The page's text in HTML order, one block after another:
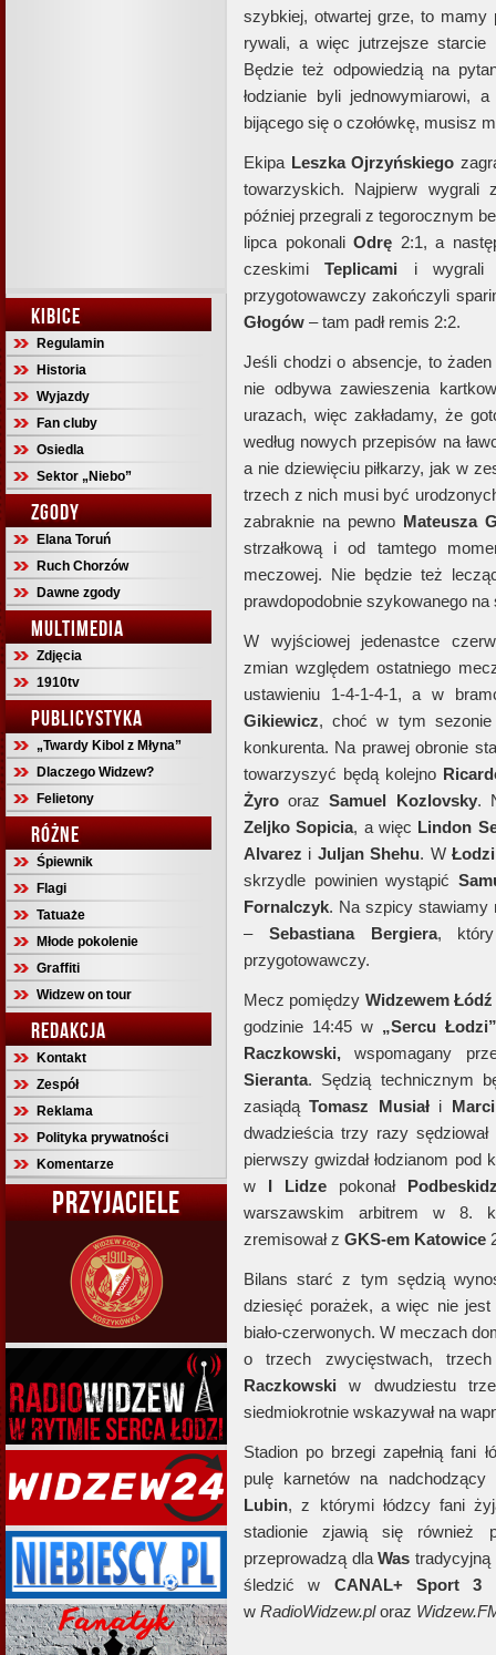
KIBICE
Regulamin
Historia
Wyjazdy
Fan cluby
Osiedla
Sektor „Niebo”
ZGODY
Elana Toruń
Ruch Chorzów
Dawne zgody
MULTIMEDIA
Zdjęcia
1910tv
PUBLICYSTYKA
„Twardy Kibol z Młyna”
Dlaczego Widzew?
Felietony
RÓŻNE
Śpiewnik
Flagi
Tatuaże
Młode pokolenie
Graffiti
Widzew on tour
REDAKCJA
Kontakt
Zespół
Reklama
Polityka prywatności
Komentarze
PRZYJACIELE
szybkiej, otwartej grze, to mamy
rywali, a więc jutrzejsze starcie
Będzie też odpowiedzią na
łodzianie byli jednowymiarowi,
bijącego się o czołówkę, musisz
Ekipa Leszka Ojrzyńskiego
towarzyskich. Najpierw wygrali
później przegrali z tegorocznym
lipca pokonaliOdrę 2:1, a
czeskimiTeplicami i
przygotowawczy zakończyli
Głogów – tam padł remis 2:2.
Jeśli chodzi o absencje, to
nie odbywa zawieszenia
urazach, więc zakładamy, że
według nowych przepisów na
a nie dziewięciu piłkarzy, jak w
trzech z nich musi być
zabraknie na pewno Mateusza
strzałkową i od tamtego
meczowej. Nie będzie też
prawdopodobnie szykowanego
W wyjściowej jedenastce
zmian względem ostatniego
ustawieniu 1-4-1-4-1, a w
Gikiewicz, choć w tym sezonie
konkurenta. Na prawej obronie
towarzyszyć będą kolejno
Żyro orazSamuel Kozlovsky.
Zeljko Sopicia, a więc Lindon
Alvarez i Juljan Shehu. WŁodzi
skrzydle powinien wystąpić
Fornalczyk. Na szpicy stawiamy
– Sebastiana Bergiera,
przygotowawczy.
Mecz pomiędzy Widzewem Łódź
godzinie 14:45 w „Sercu Łodzi”
Raczkowski, wspomagany
Sieranta. Sędzią technicznym
zasiądąTomasz Musiałi
dwadzieścia trzy razy
pierwszy gwizdał łodzianom
w I Lidze pokonał
warszawskim arbitrem w 8.
zremisował z GKS-em Katowice
Bilans starć z tym sędzią
dziesięć porażek, a więc nie
biało-czerwonych. W meczach
o trzech zwycięstwach,
Raczkowski w dwudziestu
siedmiokrotnie wskazywał na
Stadion po brzegi zapełnią fani
pulę karnetów na
Lubin, z którymi łódzcy fani
stadionie zjawią się również
przeprowadzą dlaWas tradycyjną
śledzić w CANAL+ Sport 3
w RadioWidzew.ploraz